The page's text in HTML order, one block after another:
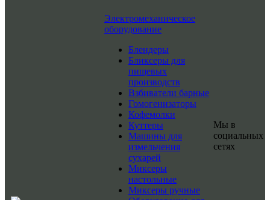
Электромеханическое
оборудование
Блендеры
Бликсеры для
пищевых
производств
Взбиватели барные
Гомогенизаторы
Кофемолки
Куттеры
Машины для
измельчения
сухарей
Миксеры
настольные
Миксеры ручные
Мы в
социальных
сетях